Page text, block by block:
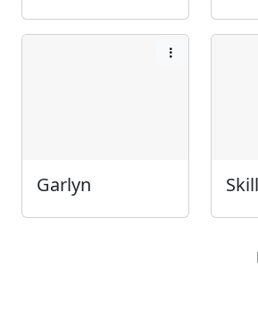
Garlyn